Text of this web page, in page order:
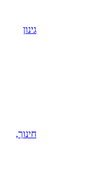
גינון
חינוך,